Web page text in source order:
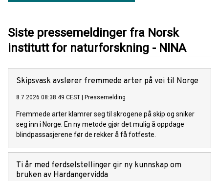
Siste pressemeldinger fra Norsk
institutt for naturforskning - NINA
Skipsvask avslører fremmede arter på vei til Norge
8.7.2026 08:38:49 CEST Pressemelding
Fremmede arter klamrer seg til skrogene på skip og sniker
seg inn i Norge. En ny metode gjør det mulig å oppdage
blindpassasjerene før de rekker å få fotfeste.
Ti år med ferdselstellinger gir ny kunnskap om
bruken av Hardangervidda